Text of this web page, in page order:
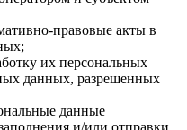
правовые акты в
их персональных
данных, разрешенных
данные
и/или отправки